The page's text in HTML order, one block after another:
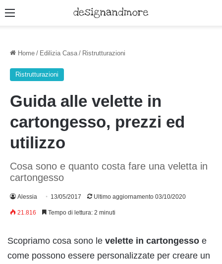
Menu
Home / Edilizia Casa / Ristrutturazioni
Ristrutturazioni
Guida alle velette in
cartongesso, prezzi ed
utilizzo
Cosa sono e quanto costa fare una veletta in
cartongesso
Alessia 13/05/2017 Ultimo aggiornamento 03/10/2020
21.816 Tempo di lettura: 2 minuti
Scopriamo cosa sono le velette in cartongesso e
come possono essere personalizzate per creare un